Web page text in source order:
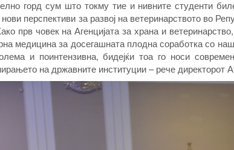
горд сум што токму тие и нивните студенти
перспективи за развој на ветеринарството во
прв човек на Агенцијата за храна и
медицина за досегашната плодна соработка со
и поинтензивна, бидејќи тоа го носи
на државните институции – рече директорот